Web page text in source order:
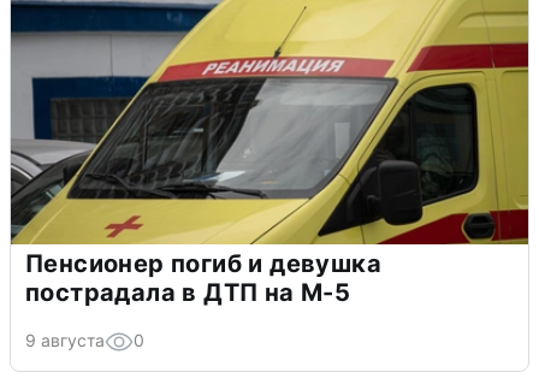
Пенсионер погиб и девушка
пострадала в ДТП на М-5
9 августа 0